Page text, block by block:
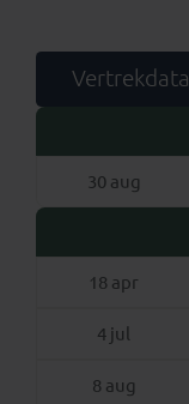
Vertrekdata
30 aug
18 apr
4 jul
8 aug